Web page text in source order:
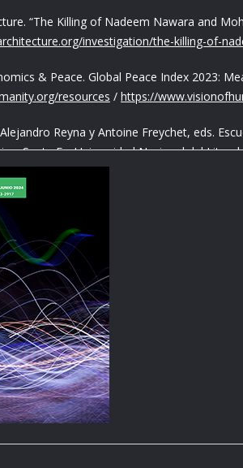
“The Killing of Nadeem Nawara and
investigation/the-killing-of-
& Peace. Global Peace Index 2023:
resources / https://
Reyna y Antoine Freychet, eds.
Santa Fe: Universidad Nacional del
En Forensic Architecture: Hacia
Madrid: MACBA-MUAC, 2017.